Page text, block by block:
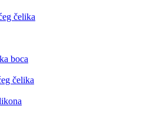
čelika
boca
čelika